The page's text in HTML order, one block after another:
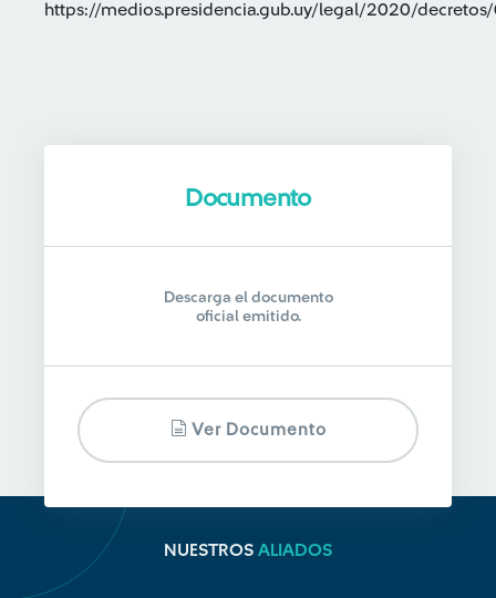
https://medios.presidencia.gub.uy/legal/2020/
Documento
Descarga el documento
oficial emitido.
Ver Documento
NUESTROS ALIADOS